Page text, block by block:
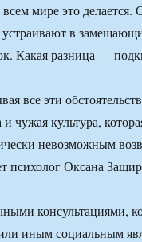
всем мире это
устраивают в
Какая разница —
все эти
и чужая культура,
невозможным
психолог Оксана
консультациями,
иным социальным